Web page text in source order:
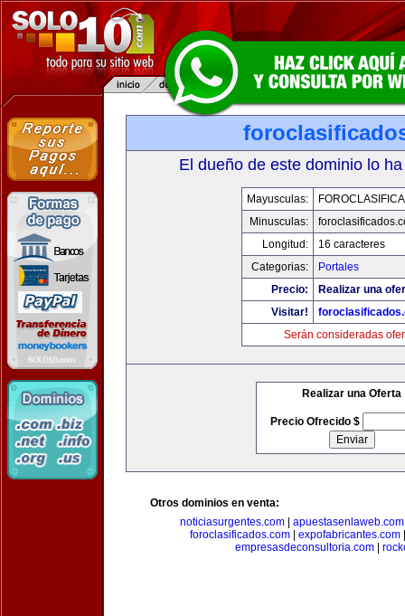
El dueño de este dominio lo
Mayusculas:
Minusculas:
Longitud:
16 caracteres
Categorias:
Portales
Precio:
Realizar una
Visitar!
Serán consideradas
Realizar una Oferta
Precio Ofrecido $
Otros dominios en venta:
noticiasurgentes.com| apuestasenlaweb.com
foroclasificados.com
expofabricantes.com
empresasdeconsultoria.com